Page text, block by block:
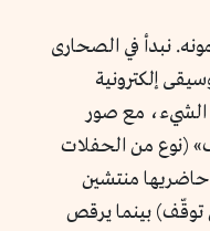
نبدأ في الصحارى
إلكترونية
الشيء، مع صور
(نوع من الحفلات
منتشين
توقّف) بينما يرقص